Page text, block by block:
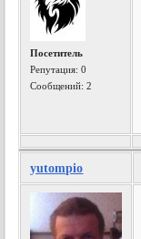
Посетитель
Репутация:0
Сообщений: 2
yutompio